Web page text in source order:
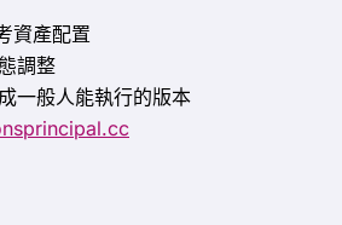
資產配置
調整
一般人能執行的版本